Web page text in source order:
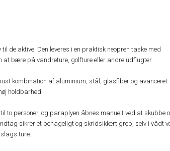
de aktive. Den leveres i en praktisk neopren taske med
at bære på vandreture, golfture eller andre udflugter.
kombination af aluminium, stål, glasfiber og avanceret
holdbarhed.
to personer, og paraplyen åbnes manuelt ved at skubbe
sikrer et behageligt og skridsikkert greb, selv i vådt
ture.